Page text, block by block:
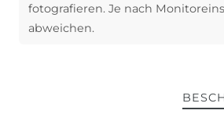
fotografieren. Je nach
abweichen.